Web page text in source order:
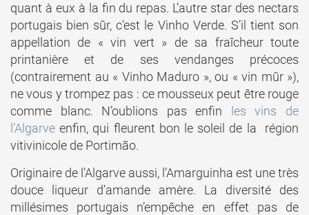
quant à eux à la fin du repas. L’autre star des nectars
portugais bien sûr, c’est le Vinho Verde. S’il tient son
appellation de « vin vert » de sa fraîcheur toute
printanière et de ses vendanges précoces
(contrairement au « Vinho Maduro », ou « vin mûr »),
ne vous y trompez pas : ce mousseux peut être rouge
comme blanc. N’oublions pas enfin
les vins de
l’Algarve enfin, qui fleurent bon le soleil de la région
vitivinicole de Portimão.
Originaire de l’Algarve aussi, l’Amarguinha est une très
douce liqueur d’amande amère. La diversité des
millésimes portugais n’empêche en effet pas de